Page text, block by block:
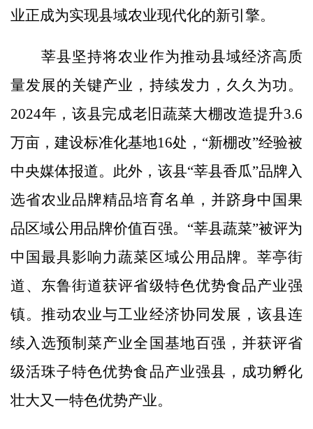
业正成为实现县域农业现代化的新引擎。
莘县坚持将农业作为推动县域经济高质
量发展的关键产业，持续发力，久久为功。
2024年，该县完成老旧蔬菜大棚改造提升3.6
万亩，建设标准化基地16处，“新棚改”经验被
中央媒体报道。此外，该县“莘县香瓜”品牌入
选省农业品牌精品培育名单，并跻身中国果
品区域公用品牌价值百强。“莘县蔬菜”被评为
中国最具影响力蔬菜区域公用品牌。莘亭街
道、东鲁街道获评省级特色优势食品产业强
镇。推动农业与工业经济协同发展，该县连
续入选预制菜产业全国基地百强，并获评省
级活珠子特色优势食品产业强县，成功孵化
壮大又一特色优势产业。